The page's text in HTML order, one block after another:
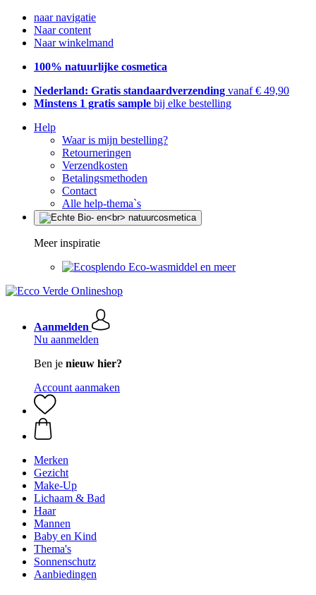
naar navigatie
Naar content
Naar winkelmand
100% natuurlijke cosmetica
Nederland: Gratis standaardverzending vanaf € 49,90
Minstens 1 gratis sample bij elke bestelling
Help
Waar is mijn bestelling?
Retourneringen
Verzendkosten
Betalingsmethoden
Contact
Alle help-thema`s
Meer inspiratie
Eco-wasmiddel en meer
Aanmelden
Nu aanmelden
Ben je nieuw hier?
Account aanmaken
Merken
Gezicht
Make-Up
Lichaam & Bad
Haar
Mannen
Baby en Kind
Thema's
Sonnenschutz
Aanbiedingen